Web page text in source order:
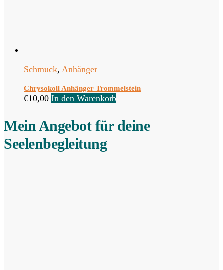
Schmuck, Anhänger
Chrysokoll Anhänger Trommelstein
€10,00 In den Warenkorb
Mein Angebot für deine
Seelenbegleitung